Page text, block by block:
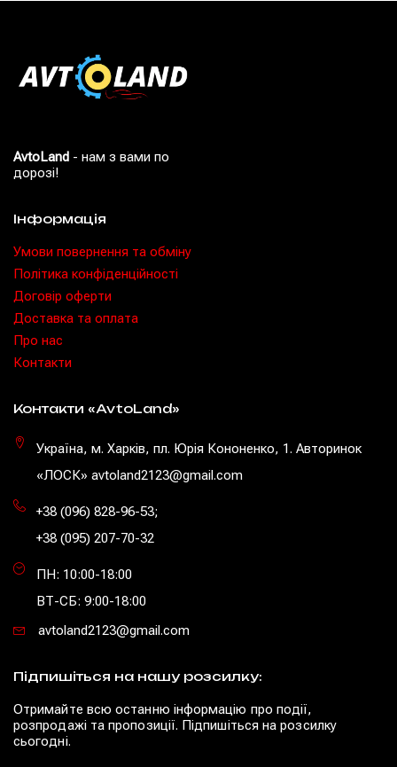
AvtoLand - нам з вами по
дорозі!
Інформація
Умови повернення та обміну
Політика конфіденційності
Договір оферти
Доставка та оплата
Про нас
Контакти
Контакти «AvtoLand»
Україна, м. Харків, пл. Юрія Кононенко, 1. Авторинок
«ЛОСК» avtoland2123@gmail.com
+38 (096) 828-96-53;
+38 (095) 207-70-32
ПН: 10:00-18:00
ВТ-СБ: 9:00-18:00
avtoland2123@gmail.com
Підпишіться на нашу розсилку:
Отримайте всю останню інформацію про події,
розпродажі та пропозиції. Підпишіться на розсилку
сьогодні.